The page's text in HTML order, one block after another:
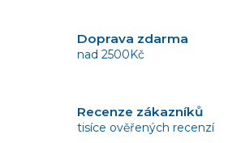
Doprava zdarma
nad 2500Kč
Recenze zákazníků
tisíce ověřených recenzí